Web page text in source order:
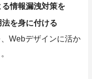
情報漏洩対策を
を身に付ける
Webデザインに活か